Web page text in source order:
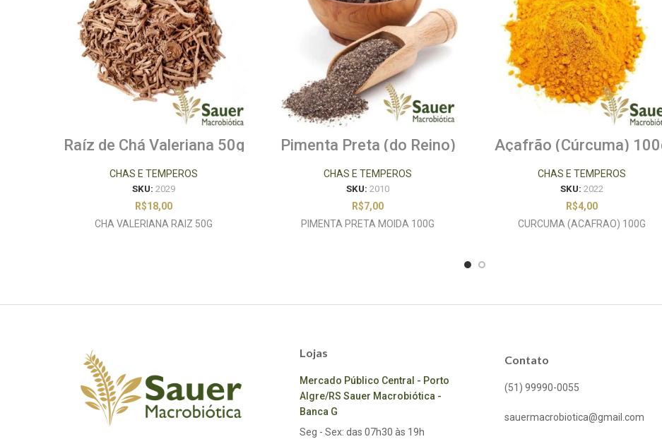
Raíz de Chá Valeriana 50g
CHAS E TEMPEROS
SKU: 2029
R$18,00
CHA VALERIANA RAIZ 50G
Pimenta Preta (do Reino)
Moída 100g
CHAS E TEMPEROS
SKU: 2010
R$7,00
PIMENTA PRETA MOIDA 100G
Açafrão (Cúrcuma)
CHAS E TEMPEROS
SKU: 2022
R$4,00
CURCUMA (ACAFRAO) 100G
Lojas
Mercado Público Central - Porto
Algre/RS Sauer Macrobiótica -
Banca G
Seg - Sex: das 07h30 às 19h
Contato
(51) 99990-0055
sauermacrobiotica@gmail.com